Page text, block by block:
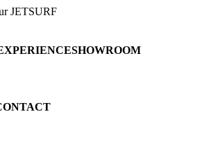
JETSURF
SHOWROOM